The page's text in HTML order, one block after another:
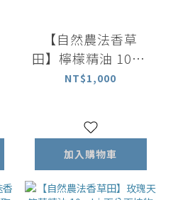
【自然農法香草
田】檸檬精油 10ml
｜百分百整顆檸檬
NT$1,000
加入購物車